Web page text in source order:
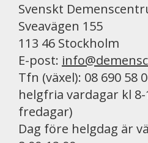
Svenskt
Sveavägen 155
113 46 Stockholm
E-post:
Tfn (växel): 08 690 58
helgfria vardagar kl 8-
fredagar)
Dag före helgdag är